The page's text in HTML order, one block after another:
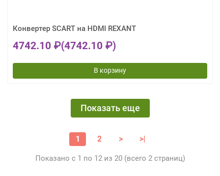
Конвертер SCART на HDMI REXANT
4742.10 ₽(4742.10 ₽)
В корзину
Показать еще
1 2 > >|
Показано с 1 по 12 из 20 (всего 2 страниц)